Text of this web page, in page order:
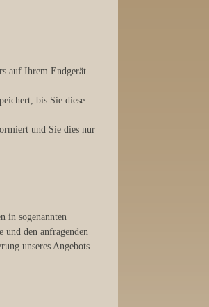
auf Ihrem Endgerät
bis Sie diese
und Sie dies nur
in sogenannten
und den anfragenden
unseres Angebots